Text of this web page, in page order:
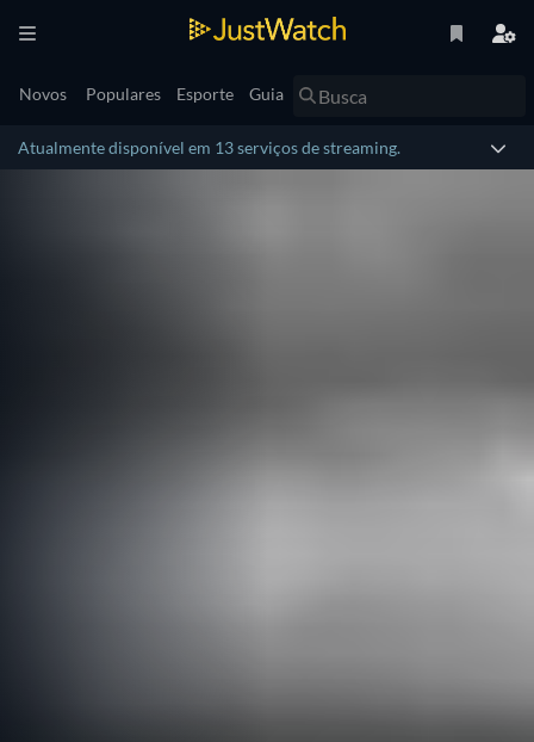
Novos Populares Esporte Guia
Atualmente disponível em 13 serviços de streaming.